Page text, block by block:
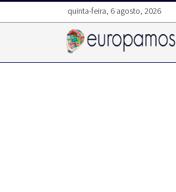
quinta-feira, 6 agosto, 2026